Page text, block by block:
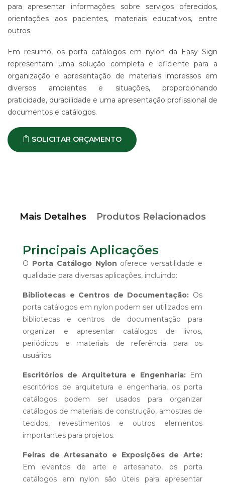
para apresentar informações sobre serviços oferecidos,
orientações aos pacientes, materiais educativos, entre
outros.
Em resumo, os porta catálogos em nylon da Easy Sign
representam uma solução completa e eficiente para a
organização e apresentação de materiais impressos em
diversos ambientes e situações, proporcionando
praticidade, durabilidade e uma apresentação profissional de
documentos e catálogos.
SOLICITAR ORÇAMENTO
Mais Detalhes Produtos Relacionados
Principais Aplicações
O Porta Catálogo Nylon oferece versatilidade e
qualidade para diversas aplicações, incluindo:
Bibliotecas e Centros de Documentação: Os
porta catálogos em nylon podem ser utilizados em
bibliotecas e centros de documentação para
organizar e apresentar catálogos de livros,
periódicos e materiais de referência para os
usuários.
Escritórios de Arquitetura e Engenharia:Em
escritórios de arquitetura e engenharia, os porta
catálogos podem ser usados para organizar
catálogos de materiais de construção, amostras de
tecidos, revestimentos e outros elementos
importantes para projetos.
Feiras de Artesanato e Exposições de Arte:
Em eventos de arte e artesanato, os porta
catálogos em nylon são úteis para apresentar